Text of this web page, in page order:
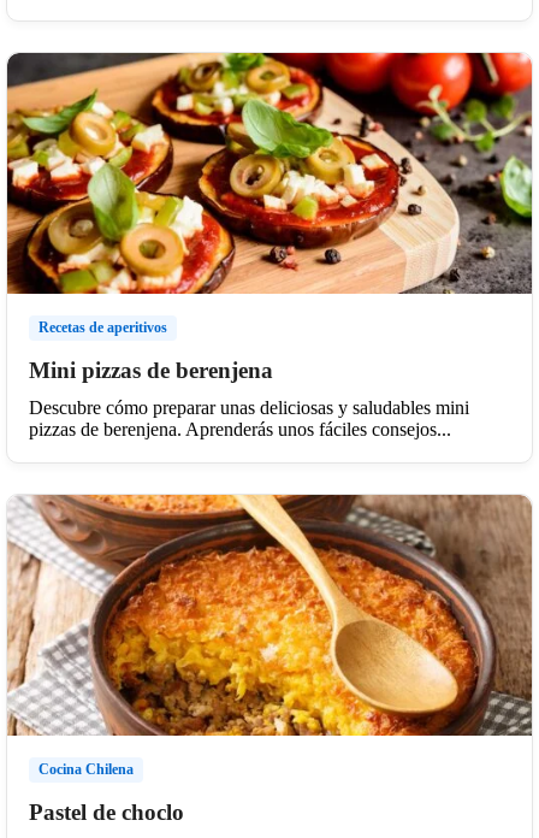
Recetas de aperitivos
Mini pizzas de berenjena
Descubre cómo preparar unas deliciosas y saludables mini
pizzas de berenjena. Aprenderás unos fáciles consejos...
Cocina Chilena
Pastel de choclo